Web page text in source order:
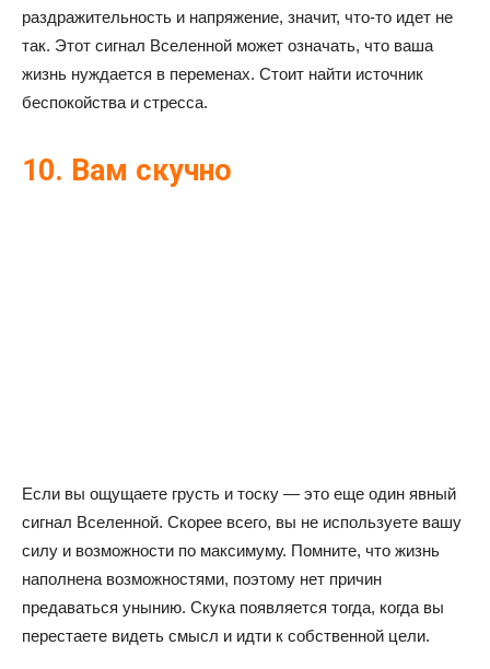
раздражительность и напряжение, значит, что-то идет не
так. Этот сигнал Вселенной может означать, что ваша
жизнь нуждается в переменах. Стоит найти источник
беспокойства и стресса.
10. Вам скучно
Если вы ощущаете грусть и тоску — это еще один явный
сигнал Вселенной. Скорее всего, вы не используете вашу
силу и возможности по максимуму. Помните, что жизнь
наполнена возможностями, поэтому нет причин
предаваться унынию. Скука появляется тогда, когда вы
перестаете видеть смысл и идти к собственной цели.